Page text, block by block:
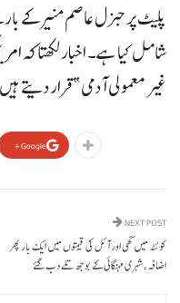
پلیٹ پر جنرل عاصم منیر کے
شامل کیا ہے۔ اخبار لکھتا کہ
غیر معمولی آدمی”قرار دیتے
Google+
NEXT POST
کوئٹہ میں گھی اور آئل کی قیمتوں میں ایک بار پھر
اضافہ، شہری مہنگائی کے بوجھ تلے دب گئے